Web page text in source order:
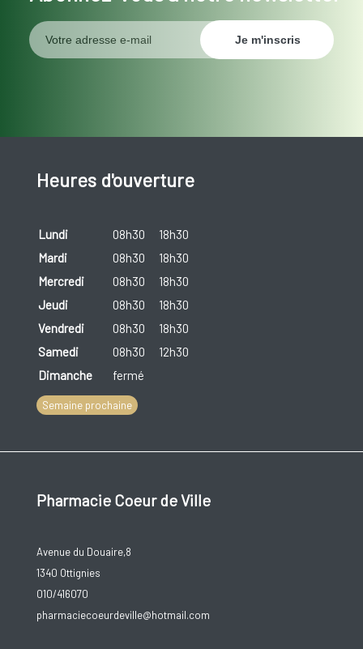
Heures d'ouverture
Lundi 08h30
18h30
Mardi
08h30
18h30
Mercredi
08h30
18h30
Jeudi
08h30
18h30
Vendredi
08h30
18h30
Samedi
08h30
12h30
Dimanche
fermé
Semaine prochaine
Pharmacie Coeur de Ville
Avenue du Douaire,8
1340 Ottignies
010/416070
pharmaciecoeurdeville@hotmail.com